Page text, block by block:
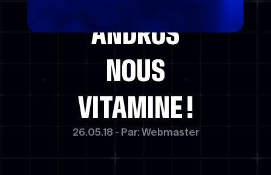
ANDROS
NOUS
VITAMINE !
26.05.18 - Par: Webmaster